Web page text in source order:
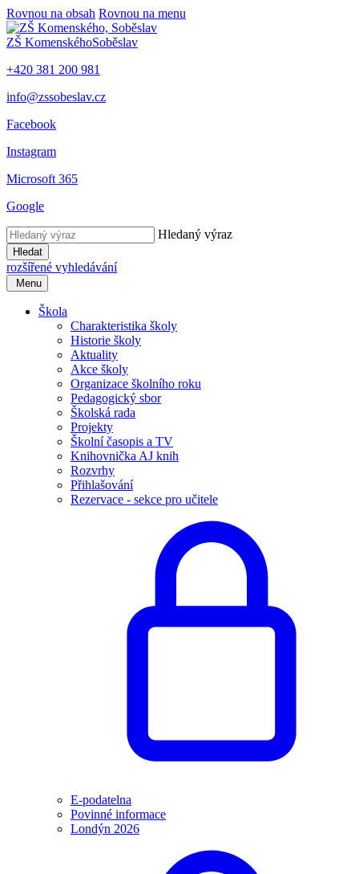
Rovnou na obsah Rovnou na menu
ZŠ KomenskéhoSoběslav
+420 381 200 981
info@zssobeslav.cz
Facebook
Instagram
Microsoft 365
Google
Hledaný výraz
Hledat
rozšířené vyhledávání
Menu
Škola
Charakteristika školy
Historie školy
Aktuality
Akce školy
Organizace školního roku
Pedagogický sbor
Školská rada
Projekty
Školní časopis a TV
Knihovnička AJ knih
Rozvrhy
Přihlašování
Rezervace - sekce pro učitele
E-podatelna
Povinné informace
Londýn 2026